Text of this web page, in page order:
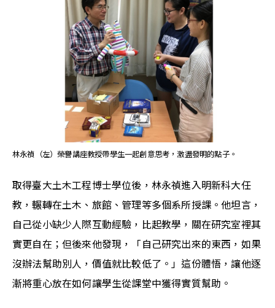
林永禎（左）榮譽講座教授帶學生一起創意思考，激盪發明的點子。
取得臺大土木工程博士學位後，林永禎進入明新科大任
教，輾轉在土木、旅館、管理等多個系所授課。他坦言，
自己從小缺少人際互動經驗，比起教學，關在研究室裡其
實更自在；但後來他發現，「自己研究出來的東西，如果
沒辦法幫助別人，價值就比較低了。」這份體悟，讓他逐
漸將重心放在如何讓學生從課堂中獲得實質幫助。